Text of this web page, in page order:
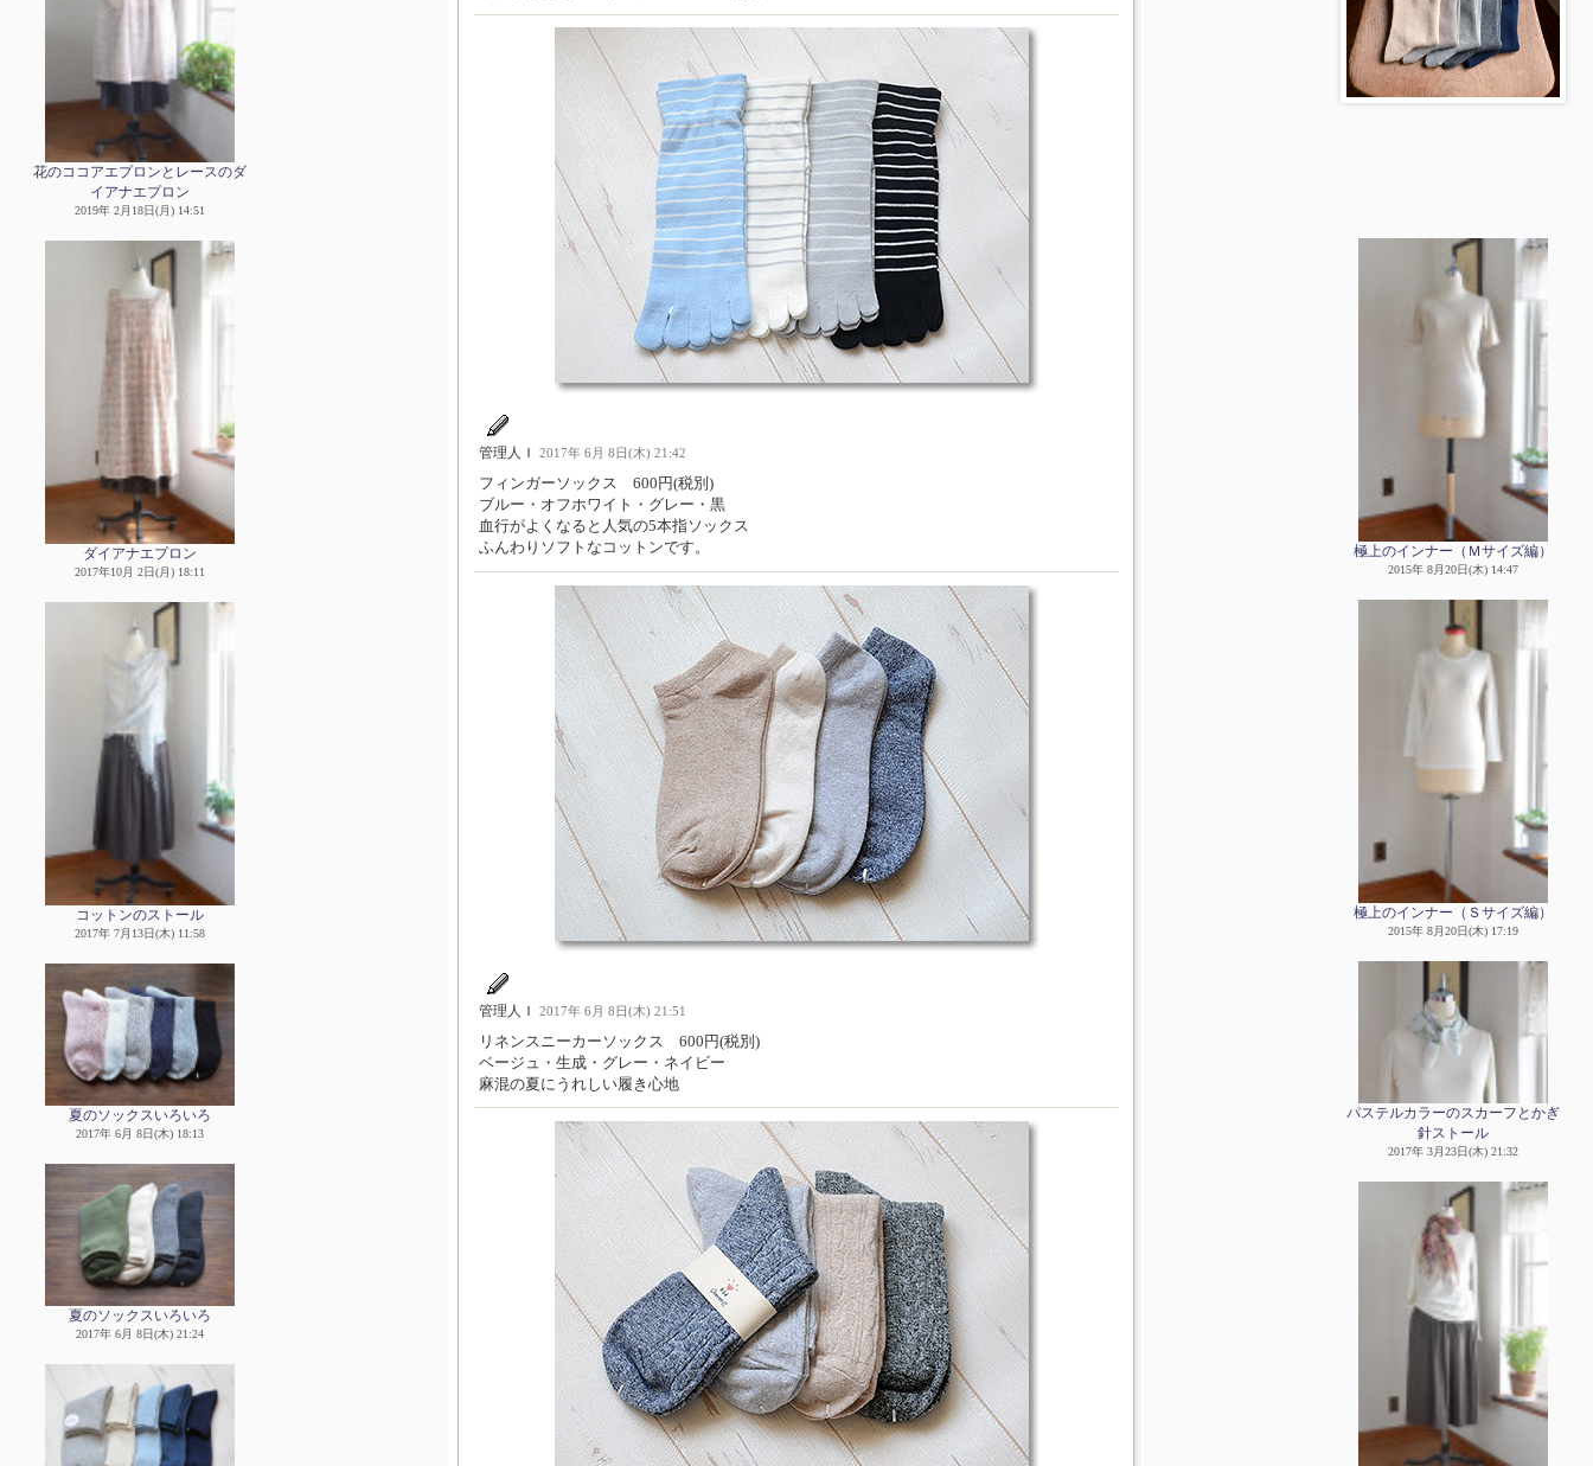
花のココアエプロンとレースのダ
イアナエプロン
2019年 2月18日(月) 14:51
ダイアナエプロン
2017年10月 2日(月) 18:11
コットンのストール
2017年 7月13日(木) 11:58
夏のソックスいろいろ
2017年 6月 8日(木) 18:13
夏のソックスいろいろ
2017年 6月 8日(木) 21:24
管理人Ｉ 2017年 6月 8日(木) 21:42
フィンガーソックス 600円(税別)
ブルー・オフホワイト・グレー・黒
血行がよくなると人気の5本指ソックス
ふんわりソフトなコットンです。
管理人Ｉ 2017年 6月 8日(木) 21:51
リネンスニーカーソックス 600円(税別)
ベージュ・生成・グレー・ネイビー
麻混の夏にうれしい履き心地
極上のインナー（Ｍサイズ編）
2015年 8月20日(木) 14:47
極上のインナー（Ｓサイズ編）
2015年 8月20日(木) 17:19
パステルカラーのスカーフとかぎ
針ストール
2017年 3月23日(木) 21:32